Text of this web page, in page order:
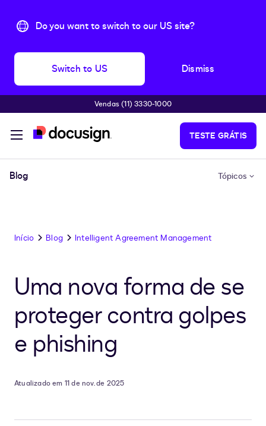
Do you want to switch to our US site?
Switch to US Dismiss
Pular para o conteúdo principal
Vendas (11) 3330-1000
TESTE GRÁTIS
Blog Tópicos
Início Blog Intelligent Agreement Management
Uma nova forma de se
proteger contra golpes
e phishing
Atualizado em 11 de nov. de 2025